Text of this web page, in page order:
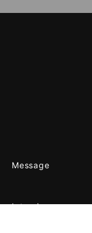
Message
Interview